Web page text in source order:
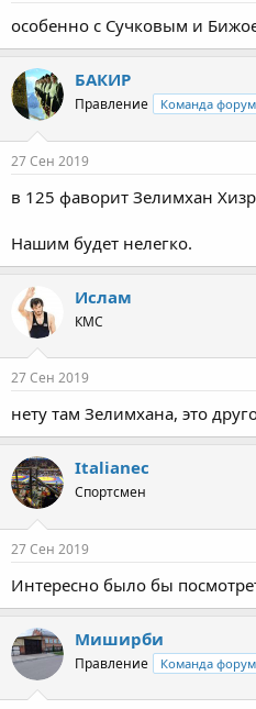
особенно с Сучковым и
БАКИР
Правление Команда
27 Сен 2019
в 125 фаворит Зелимхан
Нашим будет нелегко.
Ислам
КМС
27 Сен 2019
нету там Зелимхана, это
Italianec
Спортсмен
27 Сен 2019
Интересно было бы
Миширби
Правление Команда